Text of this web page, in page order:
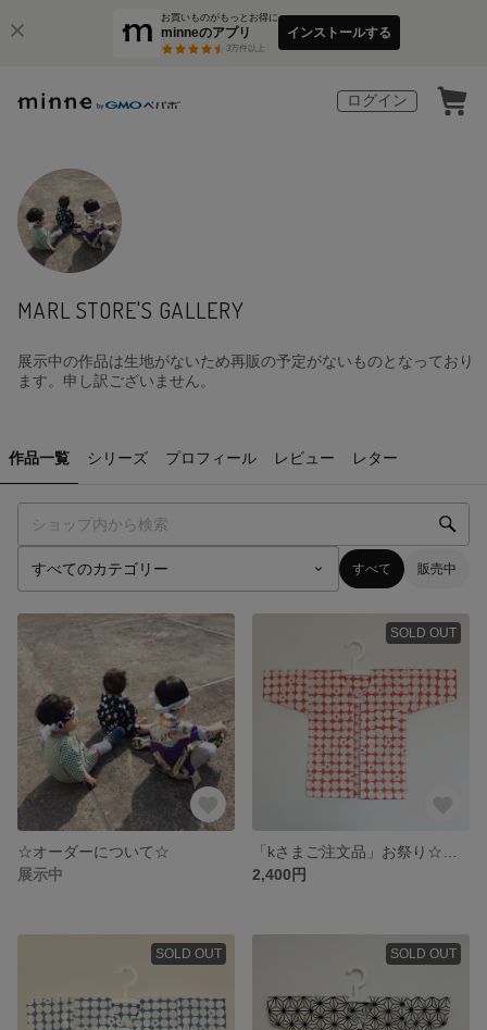
お買いものがもっとお得に
minneのアプリ
3万件以上
インストールする
ログイン
MARL STORE'S GALLERY
展示中の作品は生地がないため再販の予定がないものとなっており
ます。申し訳ございません。
作品一覧 シリーズ プロフィール レビュー レター
すべて 販売中
☆オーダーについて☆
展示中
SOLD OUT
2,400円
SOLD OUT SOLD OUT